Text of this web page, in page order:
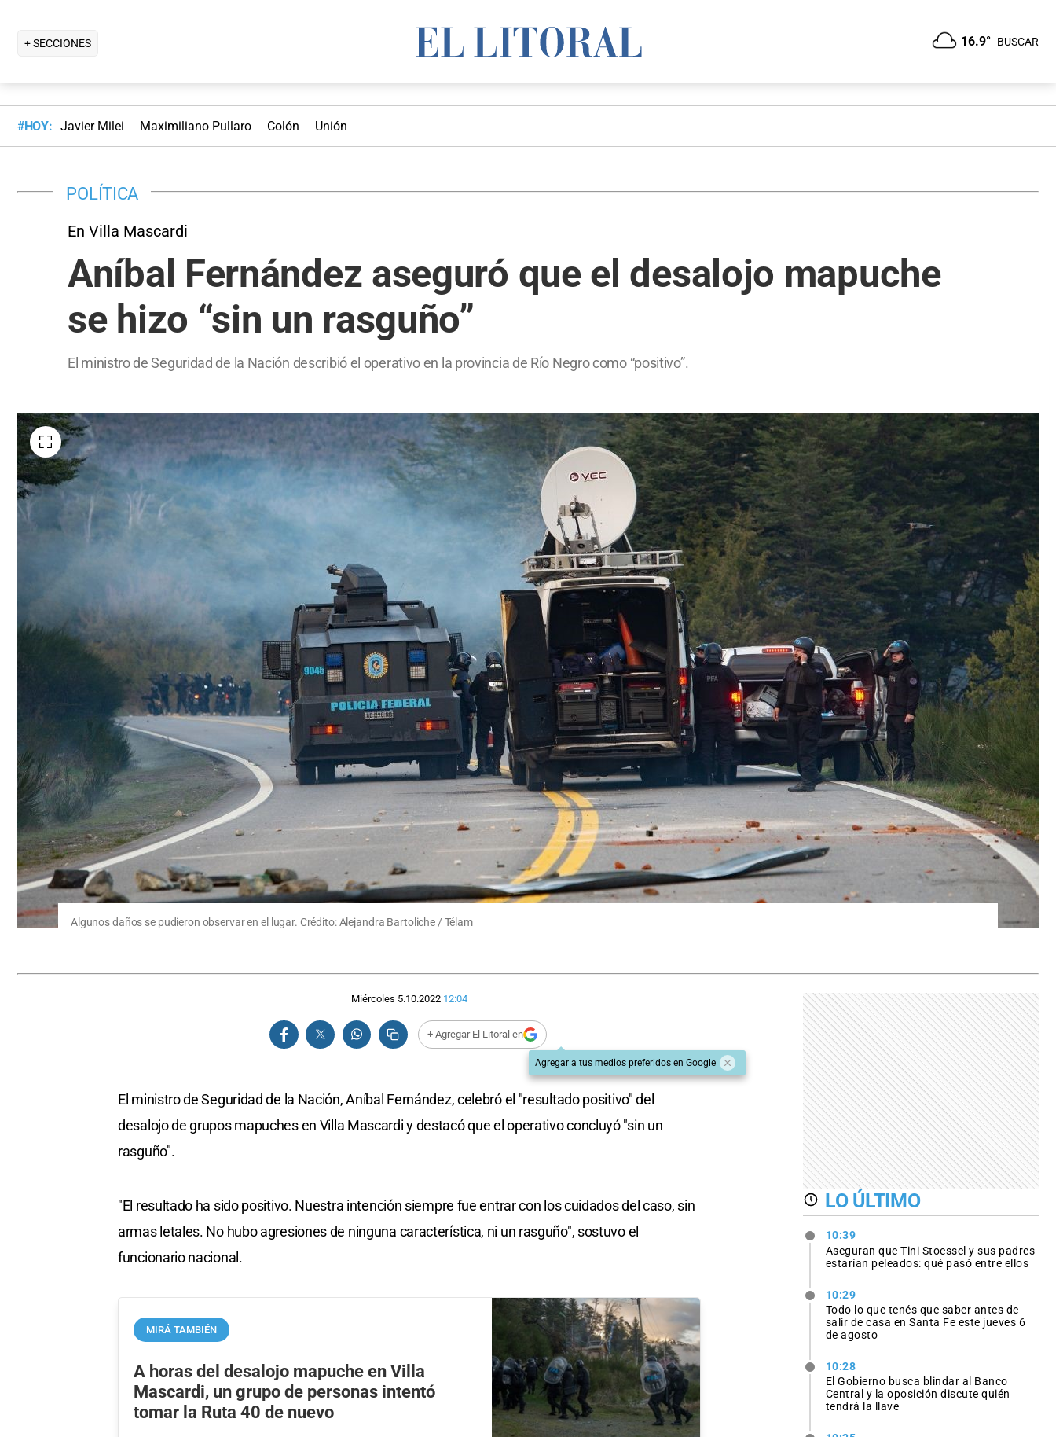
+ SECCIONES 16.9° BUSCAR
#HOY: Javier Milei Maximiliano Pullaro Colón Unión
POLÍTICA
En Villa Mascardi
Aníbal Fernández aseguró que el desalojo mapuche
se hizo “sin un rasguño”
El ministro de Seguridad de la Nación describió el operativo en la provincia de Río Negro como “positivo”.
Algunos daños se pudieron observar en el lugar. Crédito: Alejandra Bartoliche / Télam
Miércoles 5.10.2022 12:04
+ Agregar El Litoral en
Agregar a tus medios preferidos en Google
El ministro de Seguridad de la Nación, Aníbal Fernández, celebró el "resultado positivo" del
desalojo de grupos mapuches en Villa Mascardi y destacó que el operativo concluyó "sin un
rasguño".
"El resultado ha sido positivo. Nuestra intención siempre fue entrar con los cuidados del caso, sin
armas letales. No hubo agresiones de ninguna característica, ni un rasguño", sostuvo el
funcionario nacional.
MIRÁ TAMBIÉN
A horas del desalojo mapuche en Villa
Mascardi, un grupo de personas intentó
tomar la Ruta 40 de nuevo
LO ÚLTIMO
10:39
Aseguran que Tini Stoessel y sus padres
estarían peleados: qué pasó entre ellos
10:29
Todo lo que tenés que saber antes de
salir de casa en Santa Fe este jueves 6
de agosto
10:28
El Gobierno busca blindar al Banco
Central y la oposición discute quién
tendrá la llave